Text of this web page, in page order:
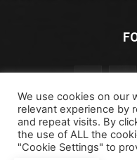
ลิขสิทธิ์ © ลิขสิทธิ์ 2024
We use cookies on our
relevant experience by
and repeat visits. By
the use of ALL the
"Cookie Settings" to